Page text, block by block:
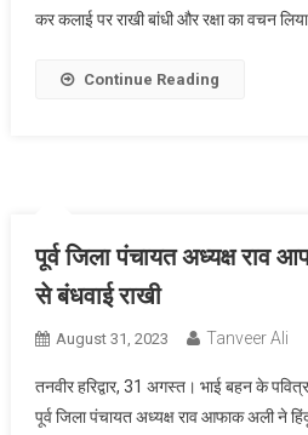
कर कलाई पर राखी बांधी और रक्षा का वचन
Continue Reading
पूर्व जिला पंचायत अध्यक्ष राव
से बंधवाई राखी
August 31, 2023 Tanveer Ali
तनवीर हरिद्वार, 31 अगस्त। भाई बहन के
पूर्व जिला पंचायत अध्यक्ष राव आफाक अली ने